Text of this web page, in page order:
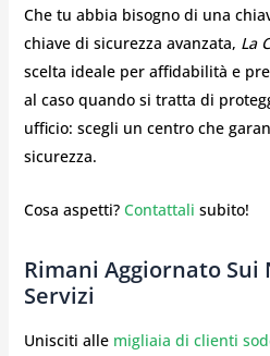
Che tu abbia bisogno di una
chiave di sicurezza avanzata, La
scelta ideale per affidabilità e
al caso quando si tratta di
ufficio: scegli un centro che
sicurezza.
Cosa aspetti? Contattali subito!
Rimani Aggiornato Sui
Servizi
Unisciti alle migliaia di clienti